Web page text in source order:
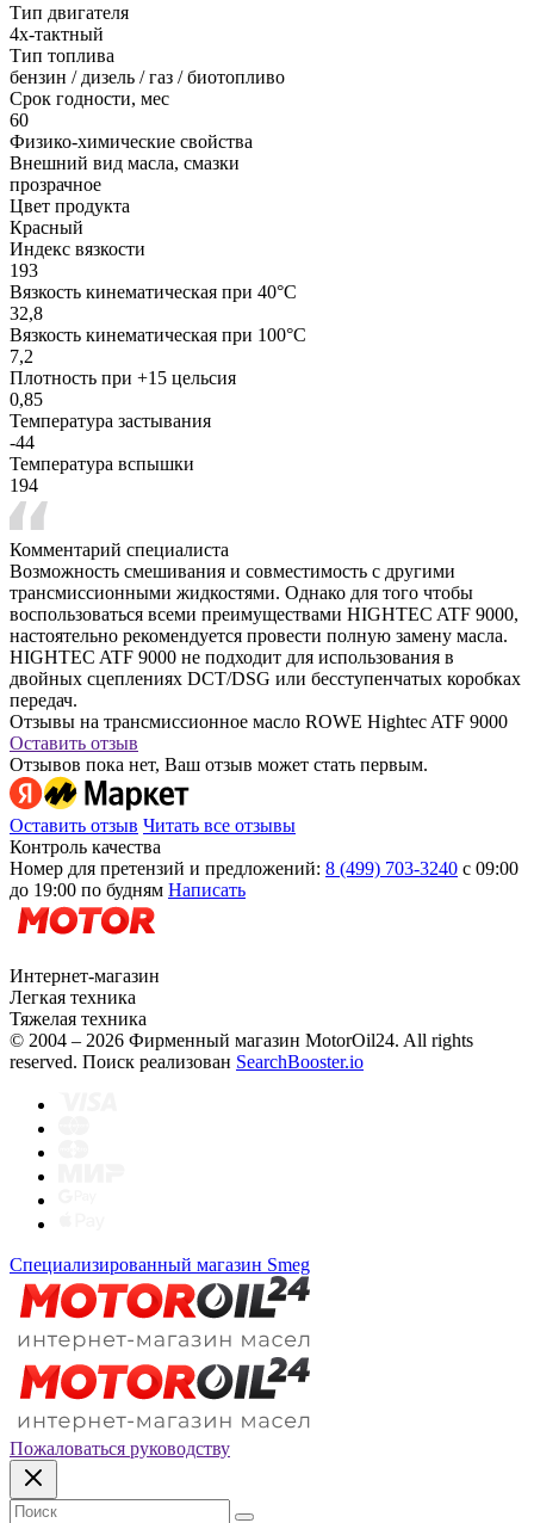
Тип двигателя
4х-тактный
Тип топлива
бензин / дизель / газ / биотопливо
Срок годности, мес
60
Физико-химические свойства
Внешний вид масла, смазки
прозрачное
Цвет продукта
Красный
Индекс вязкости
193
Вязкость кинематическая при 40°С
32,8
Вязкость кинематическая при 100°С
7,2
Плотность при +15 цельсия
0,85
Температура застывания
-44
Температура вспышки
194
Комментарий специалиста
Возможность смешивания и совместимость с другими
трансмиссионными жидкостями. Однако для того чтобы
воспользоваться всеми преимуществами HIGHTEC ATF 9000,
настоятельно рекомендуется провести полную замену масла.
HIGHTEC ATF 9000 не подходит для использования в
двойных сцеплениях DCT/DSG или бесступенчатых коробках
передач.
Отзывы на трансмиссионное масло ROWE Hightec ATF 9000
Оставить отзыв
Отзывов пока нет, Ваш отзыв может стать первым.
Оставить отзыв Читать все отзывы
Контроль качества
Номер для претензий и предложений: 8 (499) 703-3240 с 09:00
до 19:00 по будням Написать
Интернет-магазин
Легкая техника
Тяжелая техника
© 2004 – 2026 Фирменный магазин MotorOil24. All rights
reserved. Поиск реализован SearchBooster.io
Специализированный магазин Smeg
Пожаловаться руководству